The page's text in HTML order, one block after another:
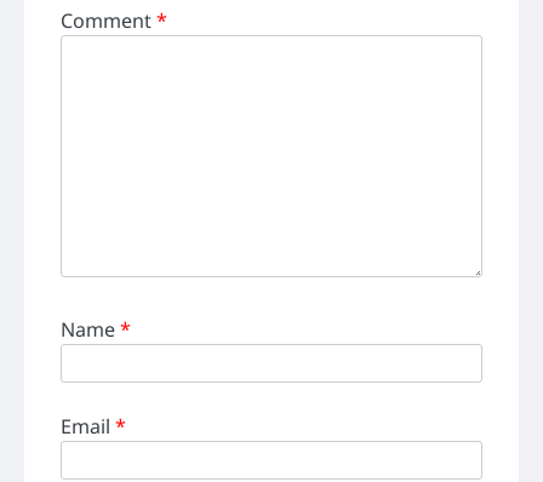
Comment*
Name*
Email *